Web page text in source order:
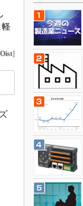
軽
]